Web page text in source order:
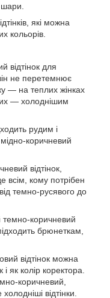
які можна
кольорів.
відтінок для
не перетемнює
— на теплих жінках
— холоднішим
рудим і
коричневий
відтінок,
всім, кому потрібен
темно-русявого до
коричневий
брюнеткам,
відтінок можна
як колір коректора.
коричневий,
відтінки.